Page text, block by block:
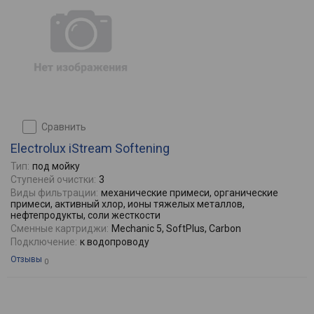
сравнить
Electrolux iStream Softening
Тип: под мойку
Ступеней очистки: 3
Виды фильтрации: механические примеси, органические
примеси, активный хлор, ионы тяжелых металлов,
нефтепродукты, соли жесткости
Сменные картриджи: Mechanic 5, SoftPlus, Carbon
Подключение: к водопроводу
Отзывы 0